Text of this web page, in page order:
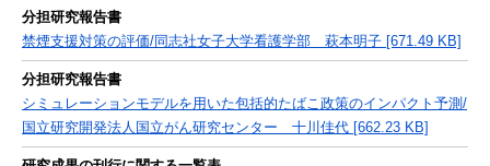
分担研究報告書
禁煙支援対策の評価/同志社女子大学看護学部 萩本明子 [671.49 KB]
分担研究報告書
シミュレーションモデルを用いた包括的たばこ政策のインパクト予測/
国立研究開発法人国立がん研究センター 十川佳代 [662.23 KB]